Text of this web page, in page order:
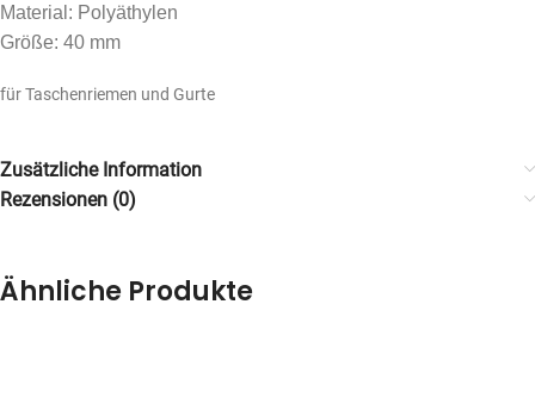
Material: Polyäthylen
Größe: 40 mm
für Taschenriemen und Gurte
Zusätzliche Information
Rezensionen (0)
Ähnliche Produkte